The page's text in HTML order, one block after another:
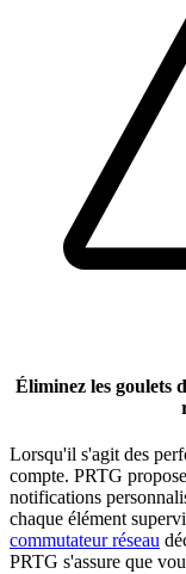
Éliminez les goulets
Lorsqu'il s'agit des
compte. PRTG
notifications
chaque élément
commutateur réseau
PRTG s'assure que